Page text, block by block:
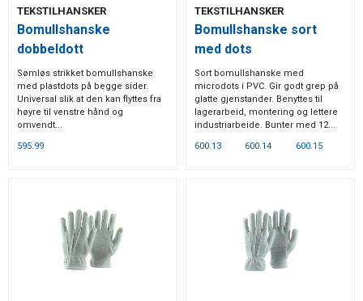
TEKSTILHANSKER
Bomullshanske
dobbeldott
Sømløs strikket bomullshanske
med plastdots på begge sider.
Universal slik at den kan flyttes fra
høyre til venstre hånd og
omvendt...
595.99
TEKSTILHANSKER
Bomullshanske sort
med dots
Sort bomullshanske med
microdots i PVC. Gir godt grep på
glatte gjenstander. Benyttes til
lagerarbeid, montering og lettere
industriarbeide. Bunter med 12...
600.13
600.14 600.15